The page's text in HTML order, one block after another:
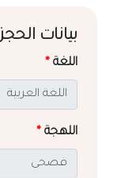
بيانات
اللغة *
اللهجة *